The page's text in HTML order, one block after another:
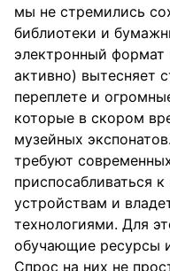
мы не стремились
библиотеки и
электронный формат
активно) вытесняет
переплете и
которые в скором
музейных
требуют
приспосабливаться
устройствам и
технологиями. Для
обучающие ресурсы
Спрос на них не